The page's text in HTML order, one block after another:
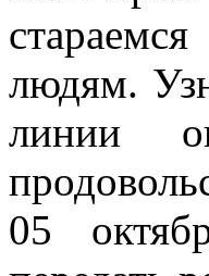
людям.
линии
05